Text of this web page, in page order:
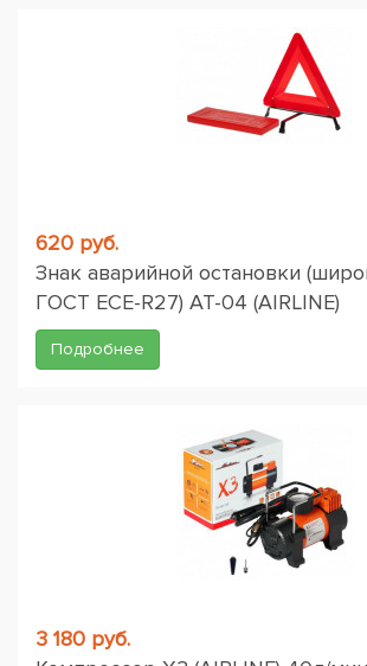
620 руб.
Знак аварийной остановки
ГОСТ ЕСЕ-R27) AT-04 (AIRLINE)
Подробнее
3 180 руб.